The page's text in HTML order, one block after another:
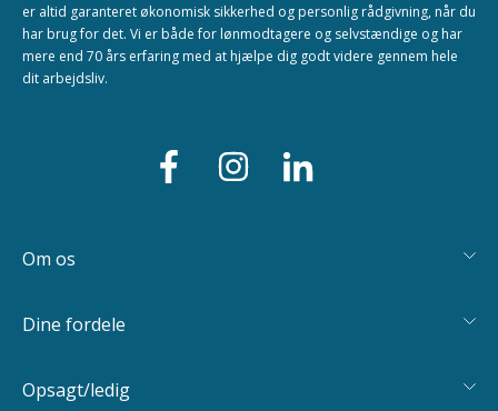
er altid garanteret økonomisk sikkerhed og personlig rådgivning, når du
har brug for det. Vi er både for lønmodtagere og selvstændige og har
mere end 70 års erfaring med at hjælpe dig godt videre gennem hele
dit arbejdsliv.
Om os
Dine fordele
Opsagt/ledig